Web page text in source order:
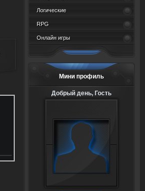
Логические
RPG
Онлайн игры
Мини профиль
Добрый день, Гость